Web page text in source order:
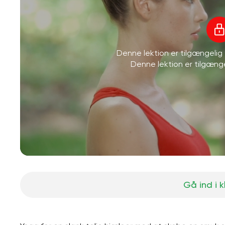
Denne lektion er tilgængelig
Denne lektion er
Gå ind i